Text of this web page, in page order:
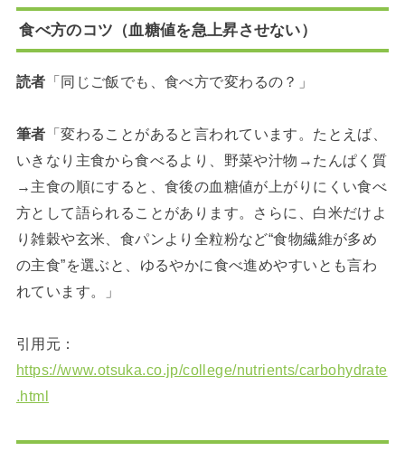
食べ方のコツ（血糖値を急上昇させない）
読者 「同じご飯でも、食べ方で変わるの？」
筆者 「変わることがあると言われています。たとえば、
いきなり主食から食べるより、野菜や汁物→たんぱく質
→主食の順にすると、食後の血糖値が上がりにくい食べ
方として語られることがあります。さらに、白米だけよ
り雑穀や玄米、食パンより全粒粉など“食物繊維が多め
の主食”を選ぶと、ゆるやかに食べ進めやすいとも言わ
れています。」
引用元：
https://www.otsuka.co.jp/college/nutrients/carbohydrate
.html